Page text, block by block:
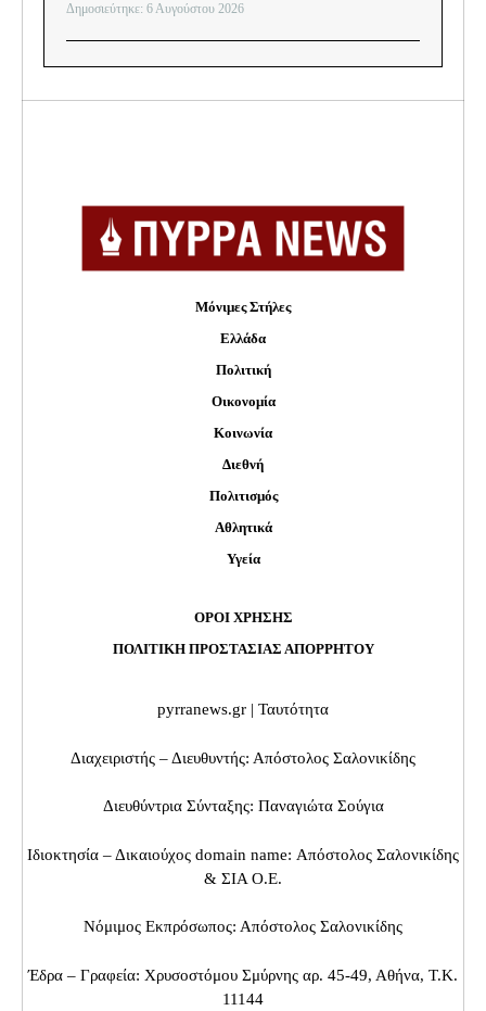
Δημοσιεύτηκε: 6 Αυγούστου 2026
Μόνιμες Στήλες
Ελλάδα
Πολιτική
Οικονομία
Κοινωνία
Διεθνή
Πολιτισμός
Αθλητικά
Υγεία
ΟΡΟΙ ΧΡΗΣΗΣ
ΠΟΛΙΤΙΚΗ ΠΡΟΣΤΑΣΙΑΣ ΑΠΟΡΡΗΤΟΥ
pyrranews.gr | Ταυτότητα
Διαχειριστής – Διευθυντής: Απόστολος Σαλονικίδης
Διευθύντρια Σύνταξης: Παναγιώτα Σούγια
Ιδιοκτησία – Δικαιούχος domain name: Απόστολος Σαλονικίδης
& ΣΙΑ Ο.Ε.
Νόμιμος Εκπρόσωπος: Απόστολος Σαλονικίδης
Έδρα – Γραφεία: Χρυσοστόμου Σμύρνης αρ. 45-49, Αθήνα, Τ.Κ.
11144